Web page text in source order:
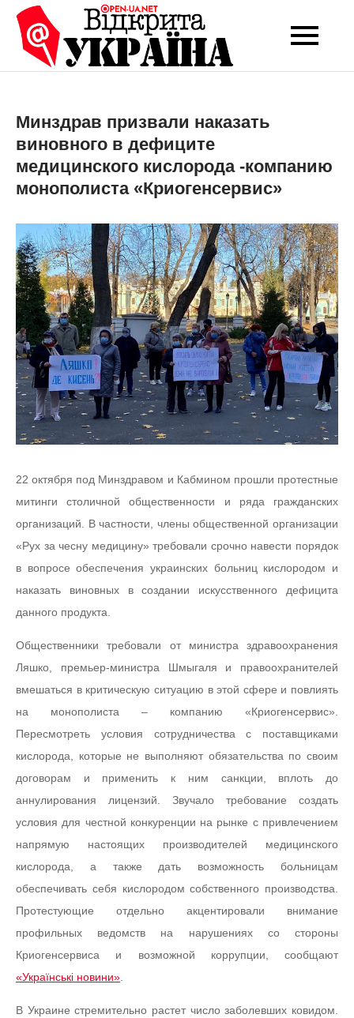
Перейти
вмісту
Open-UA
NET
Це ваше надійне
експертних думок
Минздрав призвали наказать
виновного в дефиците
медицинского кислорода -компанию
монополиста «Криогенсервис»
22 октября под Минздравом и Кабмином прошли протестные
митинги столичной общественности и ряда гражданских
организаций. В частности, члены общественной организации
«Рух за чесну медицину» требовали срочно навести порядок
в вопросе обеспечения украинских больниц кислородом и
наказать виновных в создании искусственного дефицита
данного продукта.
Общественники требовали от министра здравоохранения
Ляшко, премьер-министра Шмыгаля и правоохранителей
вмешаться в критическую ситуацию в этой сфере и повлиять
на монополиста – компанию «Криогенсервис».
Пересмотреть условия сотрудничества с поставщиками
кислорода, которые не выполняют обязательства по своим
договорам и применить к ним санкции, вплоть до
аннулирования лицензий. Звучало требование создать
условия для честной конкуренции на рынке с привлечением
напрямую настоящих производителей медицинского
кислорода, а также дать возможность больницам
обеспечивать себя кислородом собственного производства.
Протестующие отдельно акцентировали внимание
профильных ведомств на нарушениях со стороны
Криогенсервиса и возможной коррупции, сообщают
«Українські новини»
В Украине стремительно растет число заболевших ковидом.